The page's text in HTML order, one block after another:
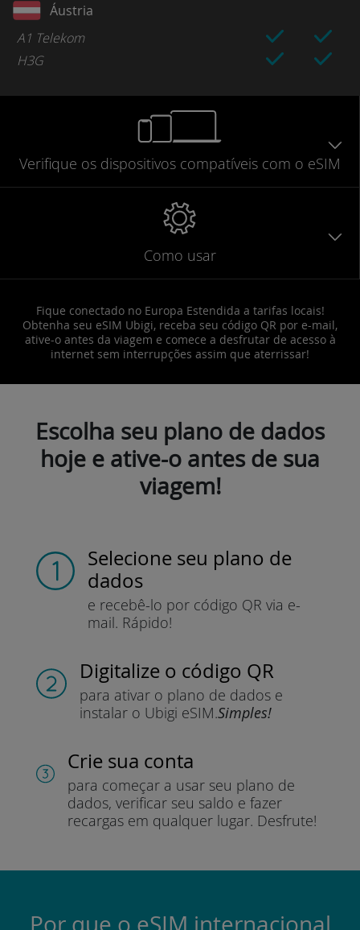
Áustria
A1 Telekom
H3G
Verifique os dispositivos compatíveis com o eSIM
Como usar
Fique conectado no Europa Estendida a tarifas locais!
Obtenha seu eSIM Ubigi, receba seu código QR por e-mail,
ative-o antes da viagem e comece a desfrutar de acesso à
internet sem interrupções assim que aterrissar!
Escolha seu plano de dados
hoje e ative-o antes de sua
viagem!
Selecione seu plano de
dados
e recebê-lo por código QR via e-
mail. Rápido!
Digitalize o código QR
para ativar o plano de dados e
instalar o Ubigi eSIM.Simples!
Crie sua conta
para começar a usar seu plano de
dados, verificar seu saldo e fazer
recargas em qualquer lugar. Desfrute!
Por que o eSIM internacional